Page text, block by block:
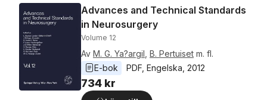
Advances and Technical Standards
in Neurosurgery
Volume 12
Av M. G. Ya?argil B. Pertuiset m. fl.
E-bok
PDF Engelska 2012
734 kr